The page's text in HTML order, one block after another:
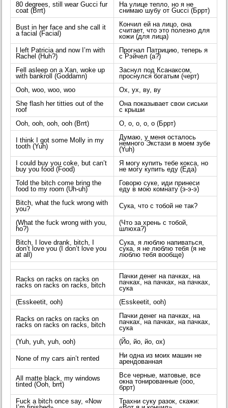
80 degrees, still wear Gucci fur
coat (Brrt)
На улице тепло, но я не
снимаю шубу от Gucci (Бррт)
Bust in her face and she call it
a facial (Facial)
Кончил ей на лицо, она
считает, что это полезно для
кожи (для лица)
I left Patricia and now I’m with
Rachel (Huh?)
Прогнал Патрицию, теперь я
с Рэйчел (а?)
Fell asleep on a Xan, woke up
with bankroll (Goddamn)
Заснул под Ксанаксом,
проснулся богатым (черт)
Ooh, woo, woo, woo
Ох, ух, ву, ву
She flash her titties out of the
roof
Она показывает свои сиськи
с крыши
Ooh, ooh, ooh, ooh (Brrt)
О, о, о, о, о (Бррт)
I think I got some Molly in my
tooth (Yuh)
Думаю, у меня осталось
немного Экстази в моем зубе
(Yuh)
I could buy you coke, but can’t
buy you food (Food)
Я могу купить тебе кокса, но
не могу купить еду (Еда)
Told the bitch come bring the
food to my room (Uh-uh)
Говорю суке, иди принеси
еду в мою комнату (э-э-э)
Bitch, what the fuck wrong with
you?
Сука, что с тобой не так?
(What the fuck wrong with you,
ho?)
(Что за хрень с тобой,
шлюха?)
Bitch, I love drank, bitch, I
don’t love you (I don’t love you
at all)
Сука, я люблю напиваться,
сука, я не люблю тебя (я не
люблю тебя вообще)
Racks on racks on racks on
racks on racks on racks, bitch
Пачки денег на пачках, на
пачках, на пачках, на пачках,
сука
(Esskeetit, ooh)
(Esskeetit, ooh)
Racks on racks on racks on
racks on racks on racks, bitch
Пачки денег на пачках, на
пачках, на пачках, на пачках,
сука
(Yuh, yuh, yuh, ooh)
(Йо, йо, йо, ох)
None of my cars ain’t rented
Ни одна из моих машин не
арендованная
All matte black, my windows
tinted (Ooh, brrt)
Все черные, матовые, все
окна тонированные (ооо,
бррт)
Fuck a bitch once say, «Now
Трахни суку разок, скажи: